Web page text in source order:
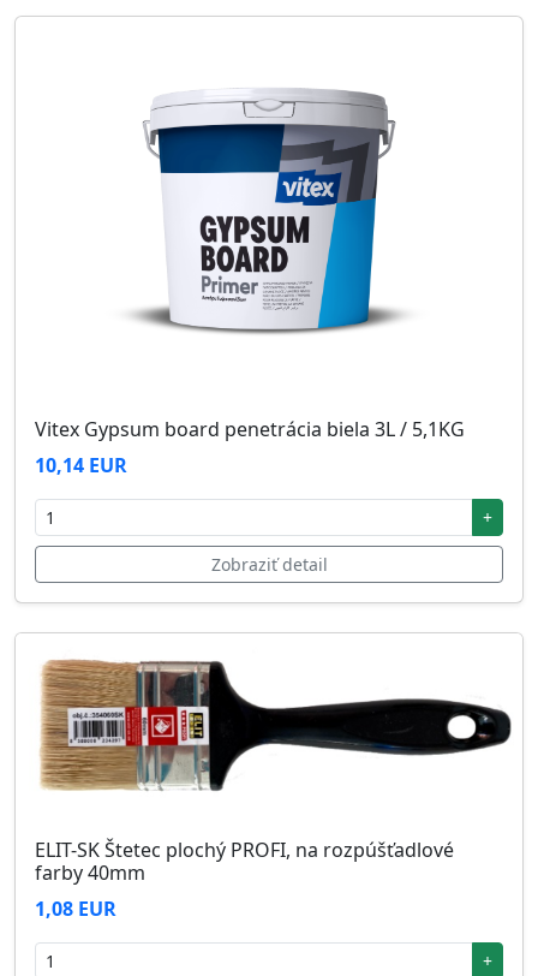
Vitex Gypsum board penetrácia biela 3L / 5,1KG
10,14 EUR
+
Zobraziť detail
ELIT-SK Štetec plochý PROFI, na rozpúšťadlové
farby 40mm
1,08 EUR
+